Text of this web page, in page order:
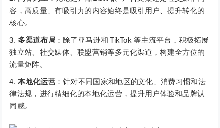
容，高质量、有吸引力的内容始终是吸引用户、提升转化的
核心。
多渠道布局：除了亚马逊和 TikTok 等主流平台，积极拓展
独立站、社交媒体、联盟营销等多元化渠道，构建全方位的
流量矩阵。
本地化运营：针对不同国家和地区的文化、消费习惯和法
律法规，进行精细化的本地化运营，提升用户体验和品牌认
同感。